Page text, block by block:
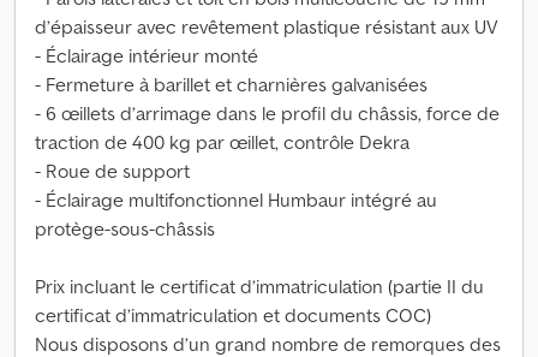
d’épaisseur avec revêtement plastique résistant aux UV
- Éclairage intérieur monté
- Fermeture à barillet et charnières galvanisées
- 6 œillets d’arrimage dans le profil du châssis, force de
traction de 400 kg par œillet, contrôle Dekra
- Roue de support
- Éclairage multifonctionnel Humbaur intégré au
protège-sous-châssis
Prix incluant le certificat d’immatriculation (partie II du
certificat d’immatriculation et documents COC)
Nous disposons d’un grand nombre de remorques des